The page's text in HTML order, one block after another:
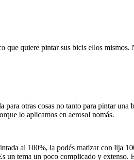
que quiere pintar sus bicis ellos
para otras cosas no tanto para pintar
lo aplicamos en aerosol nomás.
al 100%, la podés matizar con lija
un tema un poco complicado y